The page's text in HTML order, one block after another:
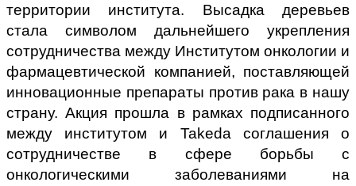
территории института. Высадка деревьев
стала символом дальнейшего укрепления
сотрудничества между Институтом онкологии и
фармацевтической компанией, поставляющей
инновационные препараты против рака в нашу
страну. Акция прошла в рамках подписанного
между институтом и Takeda соглашения о
сотрудничестве в сфере борьбы с
онкологическими заболеваниями на